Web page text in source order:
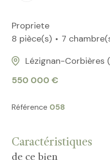
Propriete
8 pièce(s)
7
Lézignan-Corbières
550 000 €
Référence 058
Caractéristiques
de ce bien